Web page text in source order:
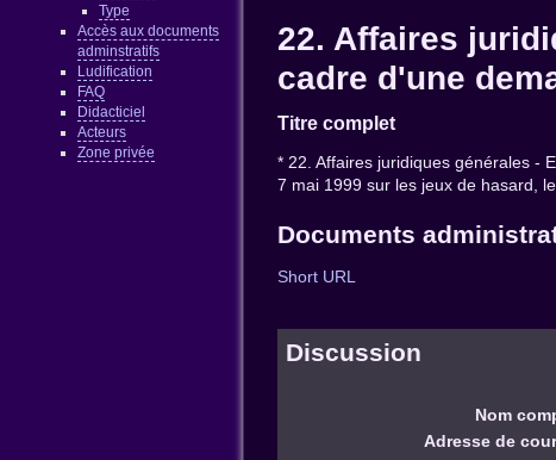
Type
Accès aux documents
adminstratifs
Ludification
FAQ
Didacticiel
Acteurs
Zone privée
22. Affaires
cadre d'une
Titre complet
* 22. Affaires juridiques générales -
7 mai 1999 sur les jeux de hasard,
Documents
Short URL
Discussion
Nom
Adresse de